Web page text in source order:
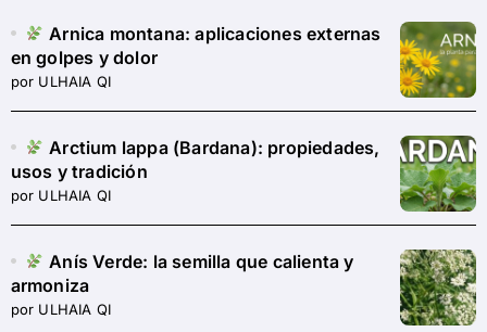
Arnica montana: aplicaciones externas
en golpes y dolor
por ULHAIA QI
Arctium lappa (Bardana): propiedades,
usos y tradición
por ULHAIA QI
Anís Verde: la semilla que calienta y
armoniza
por ULHAIA QI